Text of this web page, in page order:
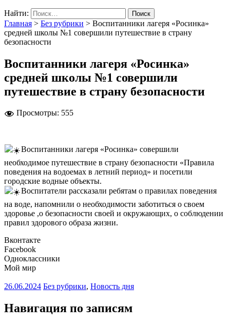
Найти:
Главная > Без рубрики > Воспитанники лагеря «Росинка»
средней школы №1 совершили путешествие в страну
безопасности
Воспитанники лагеря «Росинка»
средней школы №1 совершили
путешествие в страну безопасности
Просмотры: 555
Воспитанники лагеря «Росинка» совершили
необходимое путешествие в страну безопасности «Правила
поведения на водоемах в летний период» и посетили
городские водные объекты.
Воспитатели рассказали ребятам о правилах поведения
на воде, напомнили о необходимости заботиться о своем
здоровье ,о безопасности своей и окружающих, о соблюдении
правил здорового образа жизни.
Вконтакте
Facebook
Одноклассники
Мой мир
26.06.2024 Без рубрики, Новость дня
Навигация по записям